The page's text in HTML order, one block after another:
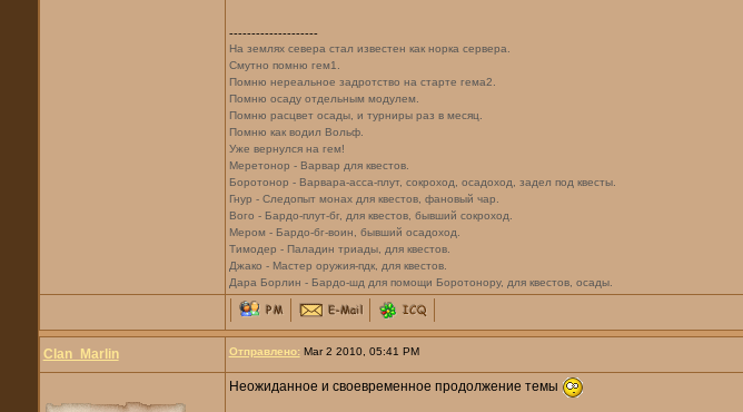
--------------------
На землях севера стал известен как норка сервера.
Смутно помню гем1.
Помню нереальное задротство на старте гема2.
Помню осаду отдельным модулем.
Помню расцвет осады, и турниры раз в месяц.
Помню как водил Вольф.
Уже вернулся на гем!
Меретонор - Варвар для квестов.
Боротонор - Варвара-асса-плут, сокроход, осадоход, задел под квесты.
Гнур - Следопыт монах для квестов, фановый чар.
Вого - Бардо-плут-бг, для квестов, бывший сокроход.
Мером - Бардо-бг-воин, бывший осадоход.
Тимодер - Паладин триады, для квестов.
Джако - Мастер оружия-пдк, для квестов.
Дара Борлин - Бардо-шд для помощи Боротонору, для квестов, осады.
Clan_Marlin Отправлено:Mar 2 2010, 05:41 PM
Неожиданное и своевременное продолжение темы